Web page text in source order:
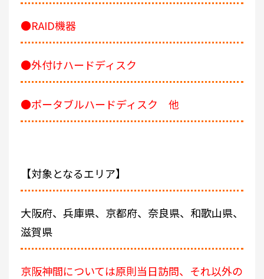
●RAID機器
●外付けハードディスク
●ポータブルハードディスク 他
【対象となるエリア】
大阪府、兵庫県、京都府、奈良県、和歌山県、
滋賀県
京阪神間については原則当日訪問、それ以外の